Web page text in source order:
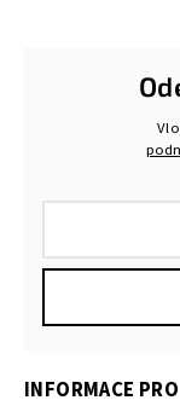
INFORMACE